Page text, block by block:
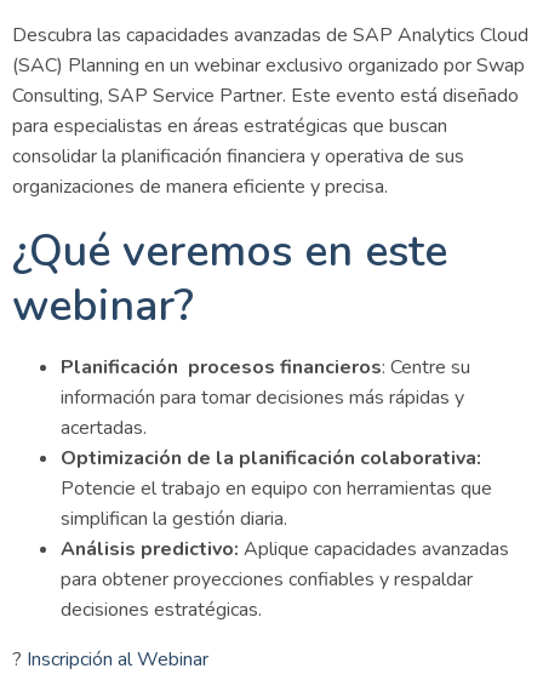
Descubra las capacidades avanzadas de SAP Analytics Cloud
(SAC) Planning en un webinar exclusivo organizado por Swap
Consulting, SAP Service Partner. Este evento está diseñado
para especialistas en áreas estratégicas que buscan
consolidar la planificación financiera y operativa de sus
organizaciones de manera eficiente y precisa.
¿Qué veremos en este
webinar?
Planificación procesos financieros: Centre su
información para tomar decisiones más rápidas y
acertadas.
Optimización de la planificación colaborativa:
Potencie el trabajo en equipo con herramientas que
simplifican la gestión diaria.
Análisis predictivo: Aplique capacidades avanzadas
para obtener proyecciones confiables y respaldar
decisiones estratégicas.
? Inscripción al Webinar